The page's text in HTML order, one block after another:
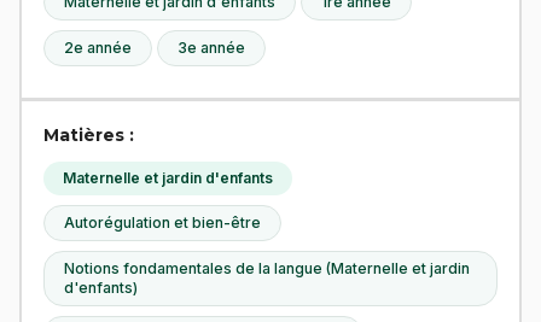
2e année 3e année
Matières :
Maternelle et jardin d'enfants
Autorégulation et bien-être
Notions fondamentales de la langue (Maternelle et jardin
d'enfants)